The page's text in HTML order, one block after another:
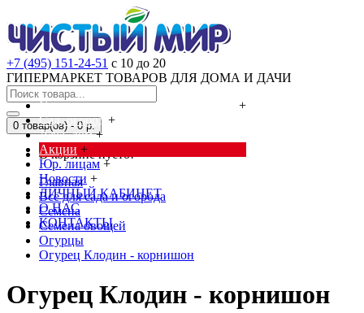
+7 (495) 151-24-51 с 10 до 20
ГИПЕРМАРКЕТ ТОВАРОВ ДЛЯ ДОМА И ДАЧИ
Cредства от насекомых и грызунов
+
Сад, огород +
Дача, дом +
Акции +
Юр. лицам +
Новости +
ЛИЧНЫЙ КАБИНЕТ
О НАС
КОНТАКТЫ
0 товар(ов) - 0 р.
В корзине пусто!
Главная
Всё для сада и огорода
Семена
Семена овощей
Огурцы
Огурец Клодин - корнишон
Огурец Клодин - корнишон